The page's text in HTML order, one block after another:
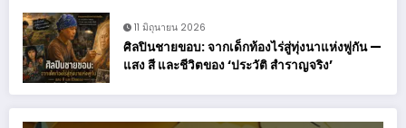
11 มิถุนายน 2026
ศิลปินชายขอบ: จากเด็กท้องไร่สู่ทุ่งนาแห่งพู่กัน —
แสง สี และชีวิตของ ‘ประวัติ สำราญจริง’